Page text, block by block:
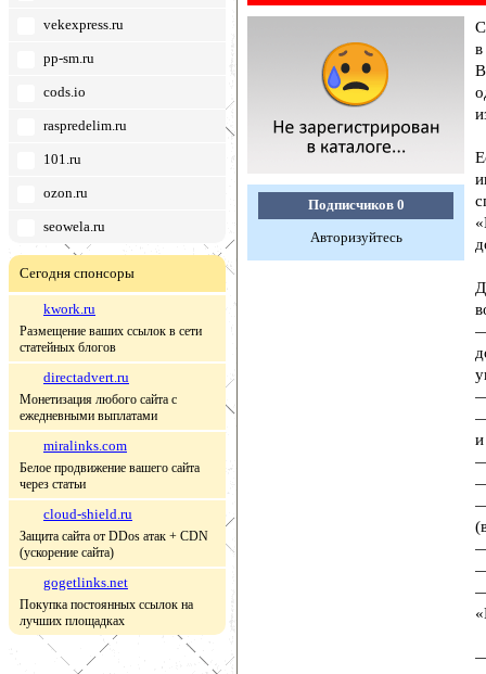
vekexpress.ru
pp-sm.ru
cods.io
raspredelim.ru
101.ru
ozon.ru
seowela.ru
Сегодня спонсоры
kwork.ru
Размещение ваших ссылок в сети
статейных блогов
directadvert.ru
Монетизация любого сайта с
ежедневными выплатами
miralinks.com
Белое продвижение вашего сайта
через статьи
cloud-shield.ru
Защита сайта от DDos атак + CDN
(ускорение сайта)
gogetlinks.net
Покупка постоянных ссылок на
лучших площадках
Подписчиков 0
Авторизуйтесь